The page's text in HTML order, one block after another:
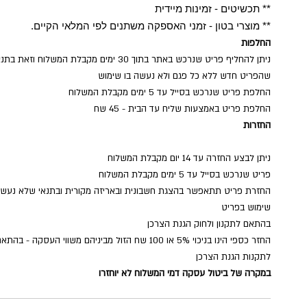
** תכשיטים - זמינות מיידית
** מוצרי בטון - זמני האספקה משתנים לפי המלאי הקיים.
החלפות
ניתן להחליף פריט שנרכש באתר בתוך 30 ימים מקבלת המשלוח וזאת
שהפריט חדש ללא כל פגם ולא נעשה בו שימוש
החלפת פריט שנרכש בסייל עד 5 ימים מקבלת המשלוח
החלפת פריט באמצעות שליח עד הבית - 45 שח
החזרות
ניתן לבצע החזרה עד 14 יום מקבלת המשלוח
פריט שנרכש בסייל עד 5 ימים מקבלת המשלוח
החזרת פריט תתאפשר בהצגת חשבונית ובאריזה מקורית ובתנאי שלא
שימוש בפריט
בהתאם לתקנון ולחוק הגנת הצרכן
החזר כספי הינו בניכוי 5% או 100 שח הזול מביניהם משווי העסקה -
לתקנות הגנת הצרכן
במקרה של ביטול עסקה דמי המשלוח לא יוחזרו